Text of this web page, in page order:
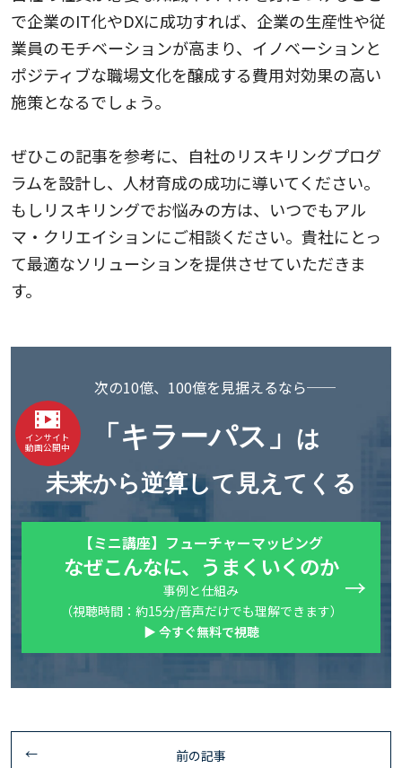
で企業のIT化やDXに成功すれば、企業の生産性や従
業員のモチベーションが高まり、イノベーションと
ポジティブな職場文化を醸成する費用対効果の高い
施策となるでしょう。
ぜひこの記事を参考に、自社のリスキリングプログ
ラムを設計し、人材育成の成功に導いてください。
もしリスキリングでお悩みの方は、いつでもアル
マ・クリエイションにご相談ください。貴社にとっ
て最適なソリューションを提供させていただきま
す。
インサイト
動画公開中
次の10億、100億を見据えるなら──
「キラーパス」 は
未来から逆算して見えてくる
【ミニ講座】フューチャーマッピング
なぜこんなに、うまくいくのか
事例と仕組み
（視聴時間：約15分/音声だけでも理解できます）
▶ 今すぐ無料で視聴
前の記事